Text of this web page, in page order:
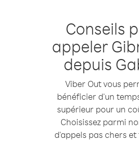
Conseils
appeler
depuis
Viber Out vous
bénéficier d'un
supérieur pour un
Choisissez parmi
d'appels pas chers et